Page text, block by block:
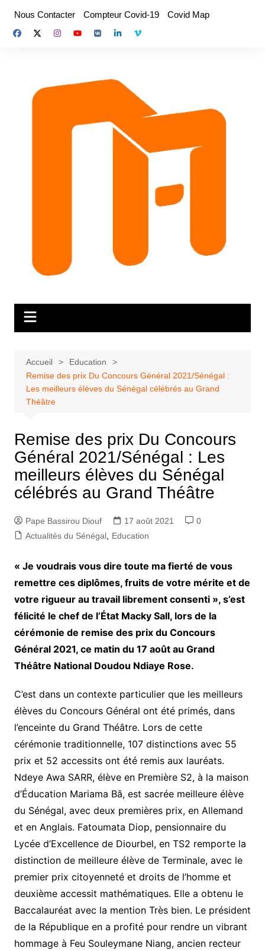
contenu
Nous Contacter Compteur Covid-19 Covid Map
Accueil
Education
Remise des prix Du Concours Général 2021/Sénégal :
Les meilleurs élèves du Sénégal célébrés au Grand
Théâtre
Remise des prix Du Concours
Général 2021/Sénégal : Les
meilleurs élèves du Sénégal
célébrés au Grand Théâtre
Pape Bassirou Diouf 17 août 2021
0
Actualités du Sénégal, Education
« Je voudrais vous dire toute ma fierté de vous
remettre ces diplômes, fruits de votre mérite et de
votre rigueur au travail librement consenti », s’est
félicité le chef de l’État Macky Sall, lors de la
cérémonie de remise des prix du Concours
Général 2021, ce matin du 17 août au Grand
Théâtre National Doudou Ndiaye Rose.
C’est dans un contexte particulier que les meilleurs
élèves du Concours Général ont été primés, dans
l’enceinte du Grand Théâtre. Lors de cette
cérémonie traditionnelle, 107 distinctions avec 55
prix et 52 accessits ont été remis aux lauréats.
Ndeye Awa SARR, élève en Première S2, à la maison
d’Éducation Mariama Bâ, est sacrée meilleure élève
du Sénégal, avec deux premières prix, en Allemand
et en Anglais. Fatoumata Diop, pensionnaire du
Lycée d’Excellence de Diourbel, en TS2 remporte la
distinction de meilleure élève de Terminale, avec le
premier prix citoyenneté et droits de l’homme et
deuxième accessit mathématiques. Elle a obtenu le
Baccalauréat avec la mention Très bien. Le président
de la République en a profité pour rendre un vibrant
hommage à Feu Souleymane Niang, ancien recteur